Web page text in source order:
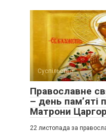
Суспільство
Православне
– день пам’яті
Матрони
22 листопада за